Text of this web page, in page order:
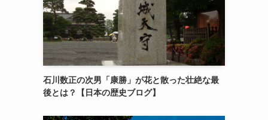
石川数正の次男「康勝」が花と散った壮絶な最
後とは？【日本の歴史ブログ】